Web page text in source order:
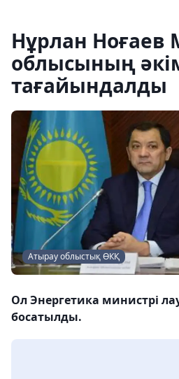
Нұрлан Ноғаев
облысының
тағайындалды
Атырау облыстық ӨКҚ
Ол Энергетика министрі
босатылды.